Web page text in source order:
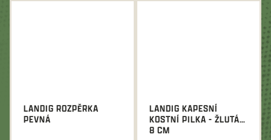
LANDIG ROZPĚRKA
PEVNÁ
LANDIG KAPESNÍ
KOSTNÍ PILKA - ŽLUTÁ
8 CM